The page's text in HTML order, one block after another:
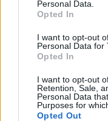
Personal Data.
Opted In
I want to opt-out
Personal Data for
Opted In
I want to opt-out
Retention, Sale,
Personal Data
Purposes for
Opted Out
«Νονός της AI»
μπορούμε να
08.08.2026